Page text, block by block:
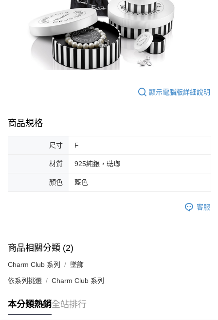
顯示電腦版詳細說明
商品規格
尺寸 F
材質 925純銀，琺瑯
顏色 藍色
客服
商品相關分類 (2)
Charm Club 系列 墜飾
依系列挑選 Charm Club 系列
本分類熱銷全站排行